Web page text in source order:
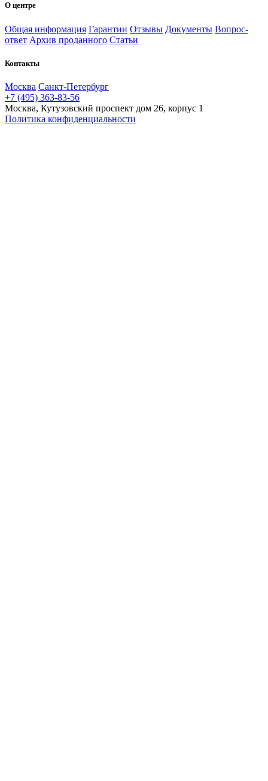
О центре
Общая информация Гарантии Отзывы Документы Вопрос-
ответ Архив проданного Статьи
Контакты
Москва Санкт-Петербург
+7 (495) 363-83-56
Москва, Кутузовский проспект дом 26, корпус 1
Политика конфиденциальности